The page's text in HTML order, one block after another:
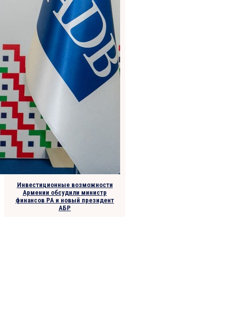
Инвестиционные возможности
Армении обсудили министр
финансов РА и новый президент
АБР